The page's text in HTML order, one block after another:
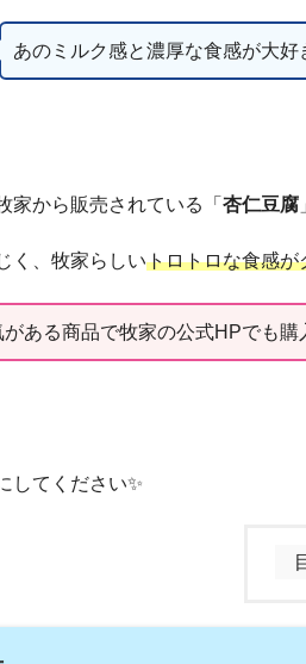
あのミルク感と濃厚な食感が大好
家から販売されている「 杏仁豆腐
く、牧家らしいトロトロな食感が
がある商品で牧家の公式HPでも購
してください✨